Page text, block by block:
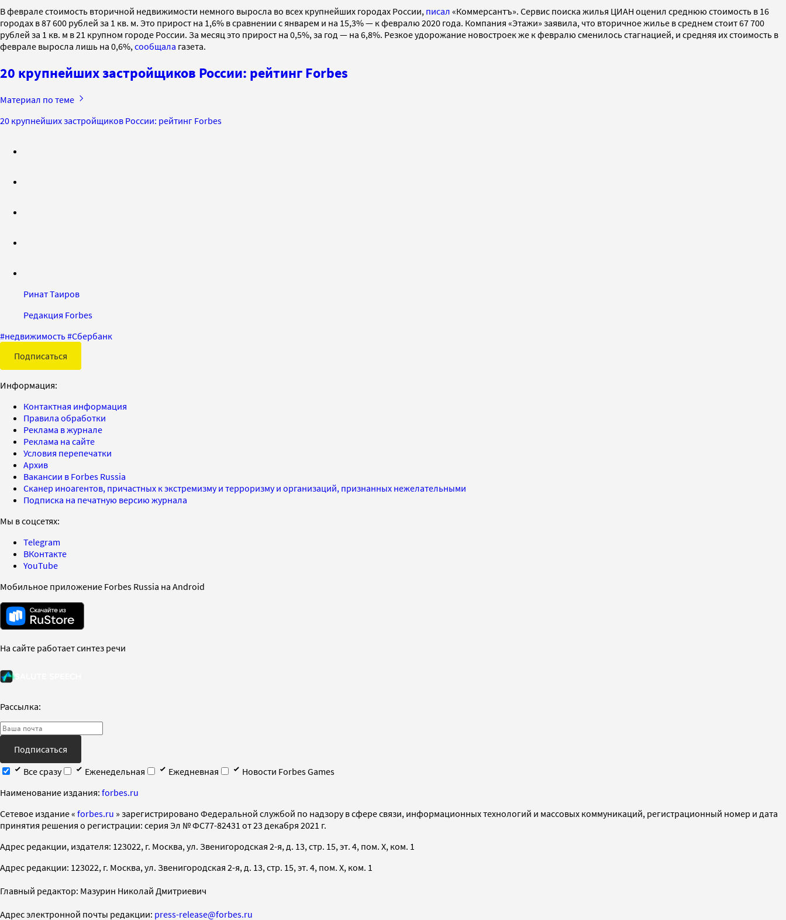
В феврале стоимость вторичной недвижимости немного выросла во всех крупнейших городах России, писал «Коммерсантъ». Сервис поиска жилья ЦИАН оценил среднюю стоимость в 16
городах в 87 600 рублей за 1 кв. м. Это прирост на 1,6% в сравнении с январем и на 15,3% — к февралю 2020 года. Компания «Этажи» заявила, что вторичное жилье в среднем стоит 67 700
рублей за 1 кв. м в 21 крупном городе России. За месяц это прирост на 0,5%, за год — на 6,8%. Резкое удорожание новостроек же к февралю сменилось стагнацией, и средняя их стоимость в
феврале выросла лишь на 0,6%, сообщала газета.
20 крупнейших застройщиков России: рейтинг Forbes
Материал по теме
20 крупнейших застройщиков России: рейтинг Forbes
Ринат Таиров
Редакция Forbes
#недвижимость#Сбербанк
Подписаться
Информация:
Контактная информация
Правила обработки
Реклама в журнале
Реклама на сайте
Условия перепечатки
Архив
Вакансии в Forbes Russia
Сканер иноагентов, причастных к экстремизму и терроризму и организаций, признанных нежелательными
Подписка на печатную версию журнала
Мы в соцсетях:
Telegram
ВКонтакте
YouTube
Мобильное приложение Forbes Russia на Android
На сайте работает синтез речи
Рассылка:
Подписаться
Все сразу
Еженедельная Ежедневная
Новости Forbes Games
Наименование издания: forbes.ru
Cетевое издание « forbes.ru » зарегистрировано Федеральной службой по надзору в сфере связи, информационных технологий и массовых коммуникаций, регистрационный номер и дата
принятия решения о регистрации: серия Эл № ФС77-82431 от 23 декабря 2021 г.
Адрес редакции, издателя: 123022, г. Москва, ул. Звенигородская 2-я, д. 13, стр. 15, эт. 4, пом. X, ком. 1
Адрес редакции: 123022, г. Москва, ул. Звенигородская 2-я, д. 13, стр. 15, эт. 4, пом. X, ком. 1
Главный редактор: Мазурин Николай Дмитриевич
Адрес электронной почты редакции: press-release@forbes.ru